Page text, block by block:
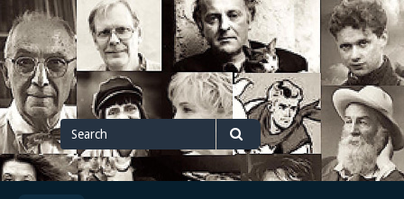
Skip
to
content
Search
for
Search